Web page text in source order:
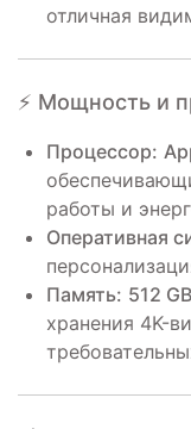
отличная
⚡ Мощность и
Процессор:
работы и
Оперативная
Память: 512 GB
хранения 4K-